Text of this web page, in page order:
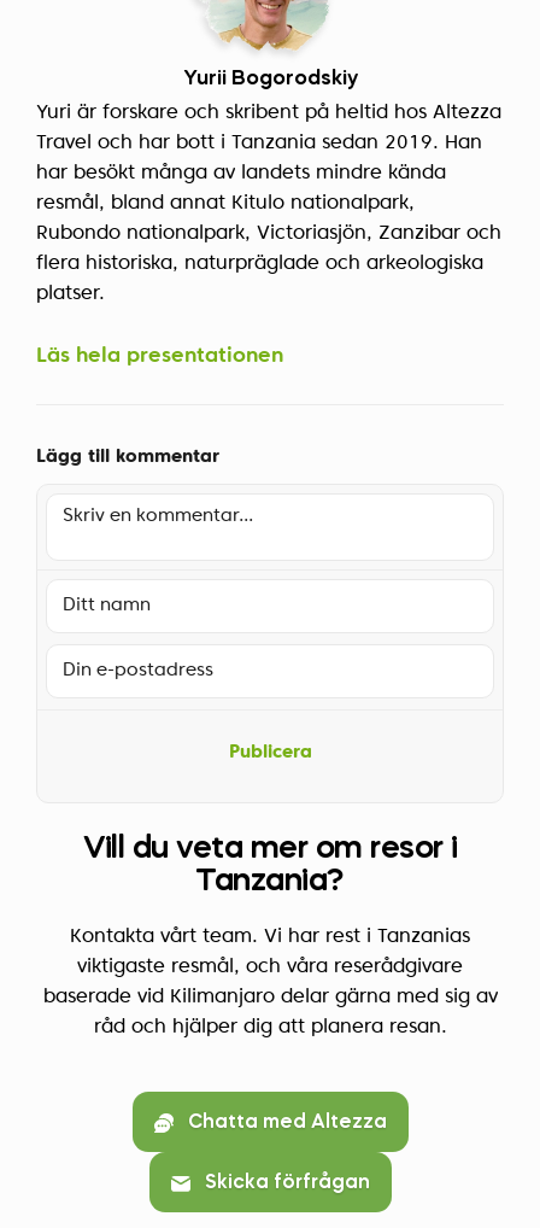
Yurii Bogorodskiy
Yuri är forskare och skribent på heltid hos Altezza
Travel och har bott i Tanzania sedan 2019. Han
har besökt många av landets mindre kända
resmål, bland annat Kitulo nationalpark,
Rubondo nationalpark, Victoriasjön, Zanzibar och
flera historiska, naturpräglade och arkeologiska
platser.
Läs hela presentationen
Lägg till kommentar
Publicera
Vill du veta mer om resor i
Tanzania?
Kontakta vårt team. Vi har rest i Tanzanias
viktigaste resmål, och våra reserådgivare
baserade vid Kilimanjaro delar gärna med sig av
råd och hjälper dig att planera resan.
Chatta med Altezza
Skicka förfrågan